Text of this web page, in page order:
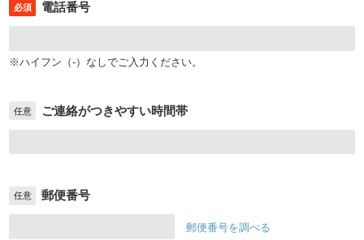
必須 電話番号
※ハイフン（-）なしでご入力ください。
任意 ご連絡がつきやすい時間帯
任意 郵便番号
郵便番号を調べる